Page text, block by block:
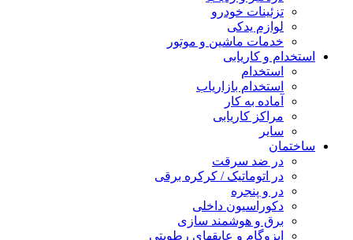
تزئینات خودرو
لوازم یدکی
خدمات ماشین و موتور
استخدام و کاریابی
استخدام
استخدام بازاریاب
آماده به کار
مراکز کاریابی
سایر
ساختمان
در ضد سرقت
در اتوماتیک / کرکره برقی
در و پنجره
دکوراسیون داخلی
برق و هوشمند سازی
ایزوگام و عایقهای رطوبتی